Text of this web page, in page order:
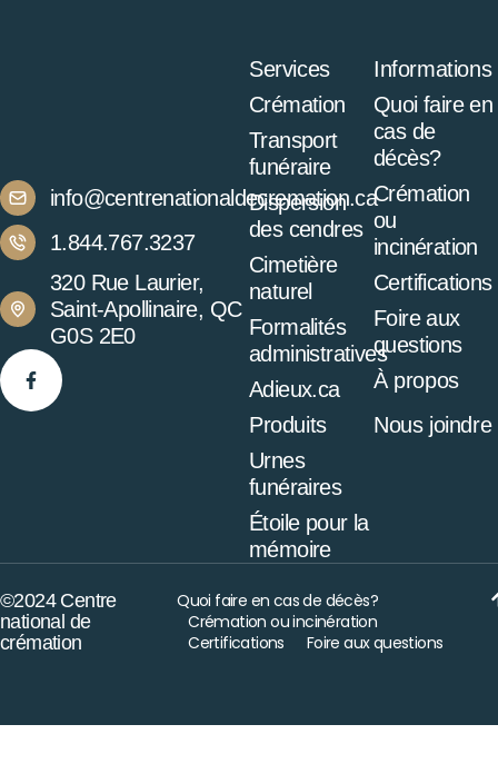
info@centrenationaldecremation.ca
1.844.767.3237
320 Rue Laurier,
Saint-Apollinaire, QC
G0S 2E0
Services
Crémation
Transport
funéraire
Dispersion
des cendres
Cimetière
naturel
Formalités
administratives
Adieux.ca
Produits
Urnes
funéraires
Étoile pour la
mémoire
Informations
Quoi faire en
cas de
décès?
Crémation
ou
incinération
Certifications
Foire aux
questions
À propos
Nous joindre
©2024 Centre
national de
crémation
Quoi faire en cas de décès?
Crémation ou incinération
Certifications
Foire aux questions